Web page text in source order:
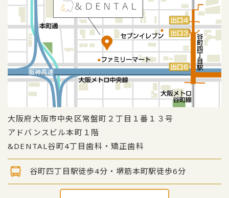
大阪府大阪市中央区常盤町２丁目１番１３号
アドバンスビル本町１階
&DENTAL谷町4丁目歯科・矯正歯科
谷町四丁目駅徒歩4分・堺筋本町駅徒歩6分